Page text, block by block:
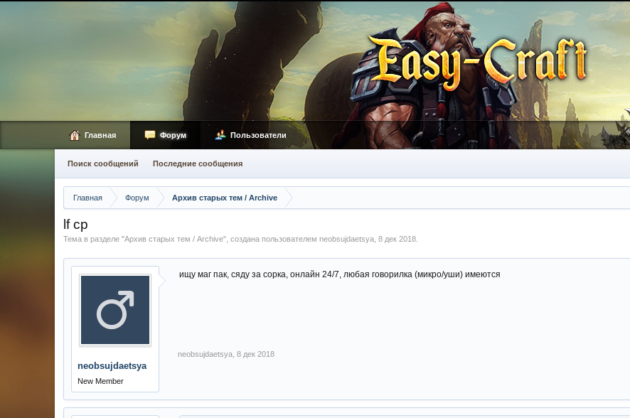
Главная Форум Архив старых тем / Archive
lf cp
Тема в разделе "Архив старых тем / Archive", создана пользователем neobsujdaetsya 8 дек 2018
neobsujdaetsya
New Member
ищу маг пак, сяду за сорка, онлайн 24/7, любая говорилка (микро/уши) имеются
neobsujdaetsya 8 дек 2018
Главная Форум
Поиск сообщений Последние сообщения
Пользователи